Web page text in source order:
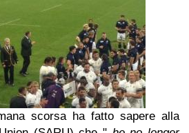
scorsa ha fatto sapere alla